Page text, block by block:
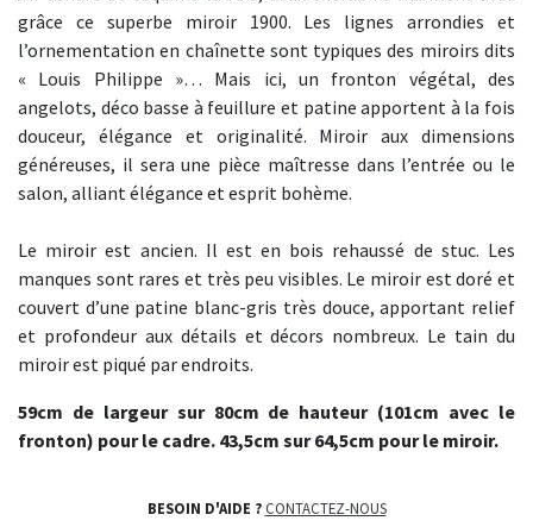
grâce ce superbe miroir 1900. Les lignes arrondies et
l’ornementation en chaînette sont typiques des miroirs dits
« Louis Philippe »… Mais ici, un fronton végétal, des
angelots, déco basse à feuillure et patine apportent à la fois
douceur, élégance et originalité. Miroir aux dimensions
généreuses, il sera une pièce maîtresse dans l’entrée ou le
salon, alliant élégance et esprit bohème.
Le miroir est ancien. Il est en bois rehaussé de stuc. Les
manques sont rares et très peu visibles. Le miroir est doré et
couvert d’une patine blanc-gris très douce, apportant relief
et profondeur aux détails et décors nombreux. Le tain du
miroir est piqué par endroits.
59cm de largeur sur 80cm de hauteur (101cm avec le
fronton) pour le cadre. 43,5cm sur 64,5cm pour le miroir.
BESOIN D'AIDE ? CONTACTEZ-NOUS